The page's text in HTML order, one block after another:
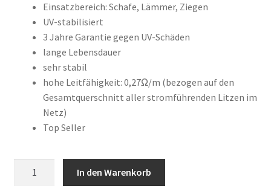
Einsatzbereich: Schafe, Lämmer, Ziegen
UV-stabilisiert
3 Jahre Garantie gegen UV-Schäden
lange Lebensdauer
sehr stabil
hohe Leitfähigkeit: 0,27Ω/m (bezogen auf den
Gesamtquerschnitt aller stromführenden Litzen im
Netz)
Top Seller
In den Warenkorb